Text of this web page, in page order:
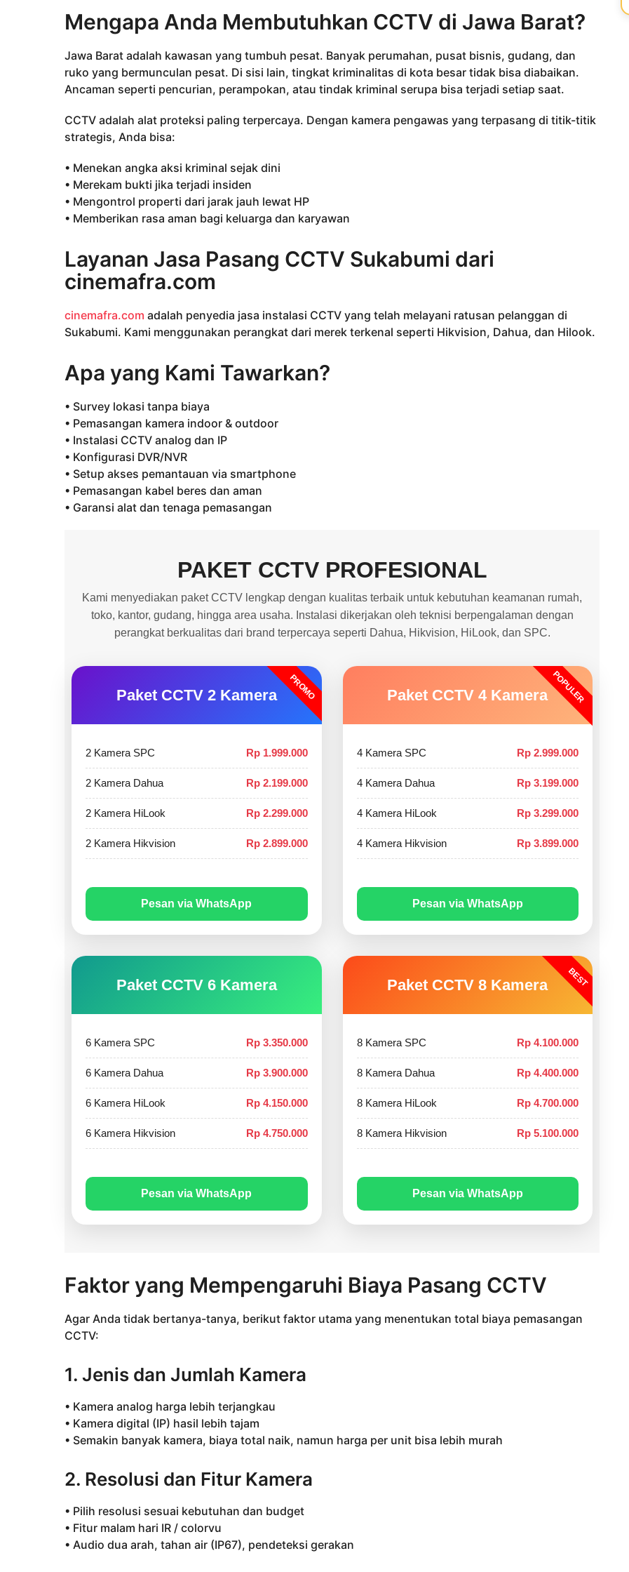
Mengapa Anda Membutuhkan CCTV di Jawa Barat?
Jawa Barat adalah kawasan yang tumbuh pesat. Banyak perumahan, pusat bisnis, gudang, dan
ruko yang bermunculan pesat. Di sisi lain, tingkat kriminalitas di kota besar tidak bisa diabaikan.
Ancaman seperti pencurian, perampokan, atau tindak kriminal serupa bisa terjadi setiap saat.
CCTV adalah alat proteksi paling terpercaya. Dengan kamera pengawas yang terpasang di titik-titik
strategis, Anda bisa:
• Menekan angka aksi kriminal sejak dini
• Merekam bukti jika terjadi insiden
• Mengontrol properti dari jarak jauh lewat HP
• Memberikan rasa aman bagi keluarga dan karyawan
Layanan Jasa Pasang CCTV Sukabumi dari
cinemafra.com
cinemafra.com adalah penyedia jasa instalasi CCTV yang telah melayani ratusan pelanggan di
Sukabumi. Kami menggunakan perangkat dari merek terkenal seperti Hikvision, Dahua, dan Hilook.
Apa yang Kami Tawarkan?
• Survey lokasi tanpa biaya
• Pemasangan kamera indoor & outdoor
• Instalasi CCTV analog dan IP
• Konfigurasi DVR/NVR
• Setup akses pemantauan via smartphone
• Pemasangan kabel beres dan aman
• Garansi alat dan tenaga pemasangan
PAKET CCTV PROFESIONAL
Kami menyediakan paket CCTV lengkap dengan kualitas terbaik untuk kebutuhan keamanan rumah,
toko, kantor, gudang, hingga area usaha. Instalasi dikerjakan oleh teknisi berpengalaman dengan
perangkat berkualitas dari brand terpercaya seperti Dahua, Hikvision, HiLook, dan SPC.
PROMO
Paket CCTV 2 Kamera
2 Kamera SPC Rp 1.999.000
2 Kamera Dahua Rp 2.199.000
2 Kamera HiLook Rp 2.299.000
2 Kamera Hikvision Rp 2.899.000
Pesan via WhatsApp
POPULER
Paket CCTV 4 Kamera
4 Kamera SPC Rp 2.999.000
4 Kamera Dahua Rp 3.199.000
4 Kamera HiLook Rp 3.299.000
4 Kamera Hikvision Rp 3.899.000
Pesan via WhatsApp
Paket CCTV 6 Kamera
6 Kamera SPC Rp 3.350.000
6 Kamera Dahua Rp 3.900.000
6 Kamera HiLook Rp 4.150.000
6 Kamera Hikvision Rp 4.750.000
Pesan via WhatsApp
BEST
Paket CCTV 8 Kamera
8 Kamera SPC Rp 4.100.000
8 Kamera Dahua Rp 4.400.000
8 Kamera HiLook Rp 4.700.000
8 Kamera Hikvision Rp 5.100.000
Pesan via WhatsApp
Faktor yang Mempengaruhi Biaya Pasang CCTV
Agar Anda tidak bertanya-tanya, berikut faktor utama yang menentukan total biaya pemasangan
CCTV:
1. Jenis dan Jumlah Kamera
• Kamera analog harga lebih terjangkau
• Kamera digital (IP) hasil lebih tajam
• Semakin banyak kamera, biaya total naik, namun harga per unit bisa lebih murah
2. Resolusi dan Fitur Kamera
• Pilih resolusi sesuai kebutuhan dan budget
• Fitur malam hari IR / colorvu
• Audio dua arah, tahan air (IP67), pendeteksi gerakan